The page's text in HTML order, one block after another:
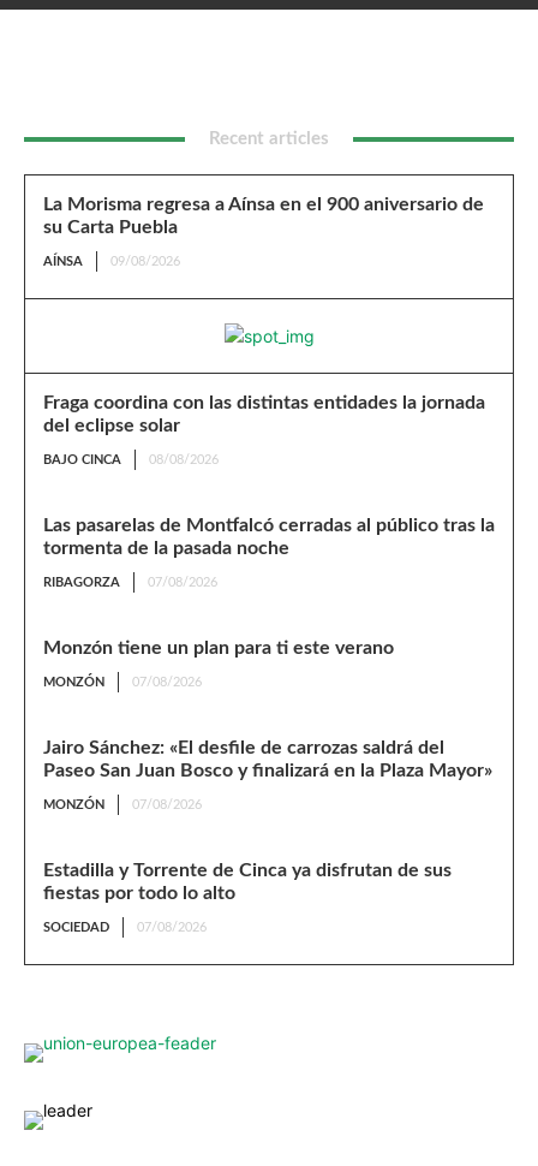
Recent articles
La Morisma regresa a Aínsa en el 900 aniversario de
su Carta Puebla
AÍNSA 09/08/2026
Fraga coordina con las distintas entidades la jornada
del eclipse solar
BAJO CINCA 08/08/2026
Las pasarelas de Montfalcó cerradas al público tras la
tormenta de la pasada noche
RIBAGORZA 07/08/2026
Monzón tiene un plan para ti este verano
MONZÓN 07/08/2026
Jairo Sánchez: «El desfile de carrozas saldrá del
Paseo San Juan Bosco y finalizará en la Plaza Mayor»
MONZÓN 07/08/2026
Estadilla y Torrente de Cinca ya disfrutan de sus
fiestas por todo lo alto
SOCIEDAD 07/08/2026